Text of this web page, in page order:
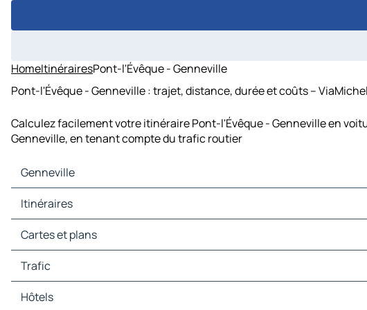
HomeItinérairesPont-l'Évêque - Genneville
Pont-l'Évêque - Genneville : trajet, distance, durée et coûts –
Calculez facilement votre itinéraire Pont-l'Évêque - Genneville en
Genneville, en tenant compte du trafic routier
Genneville
Genneville Cartes et plans
Genneville Trafic
Genneville Hôtels
Genneville Restaurants
Genneville Stations-service
Itinéraires
Itinéraires Genneville - Le Havre
Itinéraires Genneville - Honfleur
Itinéraires Genneville - Trouville-sur-Mer
Itinéraires Genneville - Sandouville
Itinéraires Genneville - Deauville
Itinéraires Genneville - Beuzeville
Cartes et plans
Cartes et plans Le Havre
Cartes et plans Honfleur
Cartes et plans Trouville-sur-Mer
Cartes et plans Sandouville
Trafic
Trafic Le Havre
Trafic Honfleur
Hôtels